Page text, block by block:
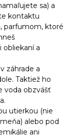
sa) a
kontaktu
parfumom, ktoré
a
záhrade a
Taktiež ho
voda obzvášť
utierkou (nie
alebo pod
ani